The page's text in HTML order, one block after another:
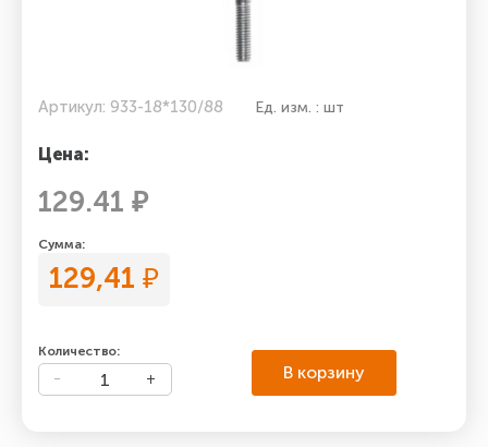
Артикул: 933-18*130/88 Ед. изм. : шт
Цена:
129.41 ₽
Сумма:
129,41 ₽
Количество:
В корзину